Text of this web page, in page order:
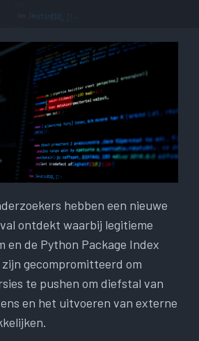
hebben een nieuwe
ontdekt waarbij legitieme
en de Python Package Index
gecompromitteerd om
te pushen om diefstal van
en het uitvoeren van externe